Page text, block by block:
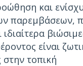
και
παρεμβάσεων,
είναι
τοπική